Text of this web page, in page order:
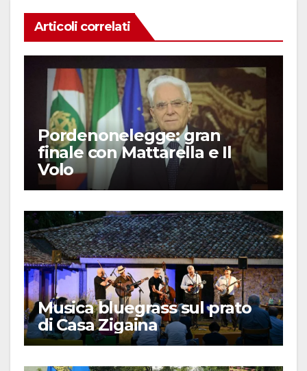
Articoli correlati
Pordenonelegge: gran
finale con Mattarella e Il
Volo
Musica bluegrass sul prato
di Casa Zigaina